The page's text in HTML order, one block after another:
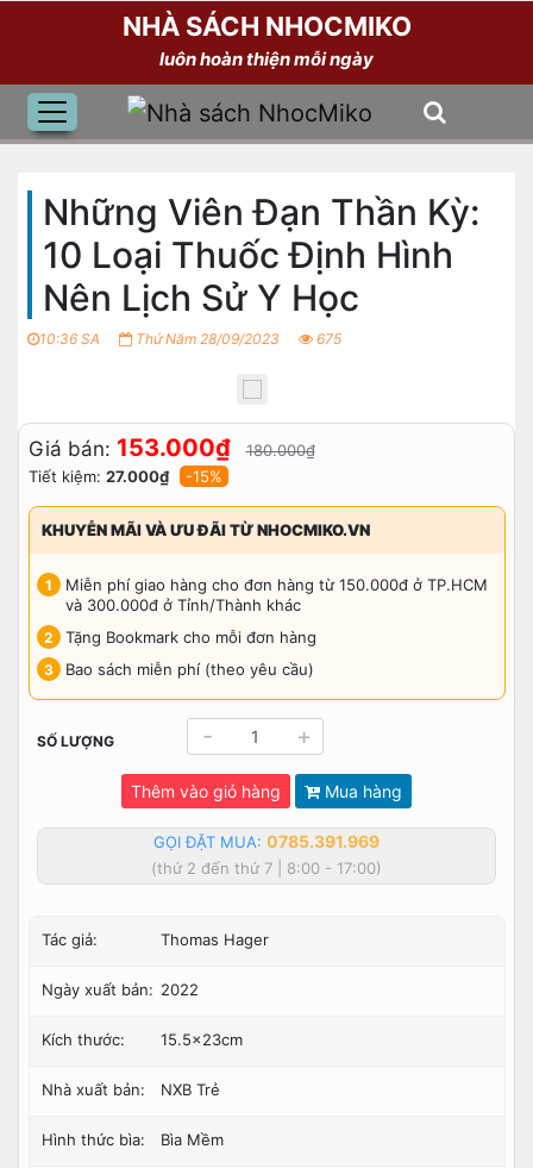
NHÀ SÁCH NHOCMIKO
luôn hoàn thiện mỗi ngày
Những Viên Đạn Thần Kỳ:
10 Loại Thuốc Định Hình
Nên Lịch Sử Y Học
10:36 SA Thứ Năm 28/09/2023 675
Giá bán: 153.000₫
180.000₫
Tiết kiệm: 27.000₫ -15%
KHUYỄN MÃI VÀ ƯU ĐÃI TỪ NHOCMIKO.VN
Miễn phí giao hàng cho đơn hàng từ 150.000đ ở TP.HCM
và 300.000đ ở Tỉnh/Thành khác
Tặng Bookmark cho mỗi đơn hàng
Bao sách miễn phí (theo yêu cầu)
SỐ LƯỢNG - +
Thêm vào giỏ hàng Mua hàng
GỌI ĐẶT MUA: 0785.391.969
(thứ 2 đến thứ 7 | 8:00 - 17:00)
Tác giả: Thomas Hager
Ngày xuất bản: 2022
Kích thước: 15.5x23cm
Nhà xuất bản: NXB Trẻ
Hình thức bìa: Bìa Mềm